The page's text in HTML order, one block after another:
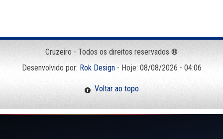
Cruzeiro - Todos os direitos reservados ®
Desenvolvido por: Rok Design- Hoje: 08/08/2026 - 04:06
Voltar ao topo